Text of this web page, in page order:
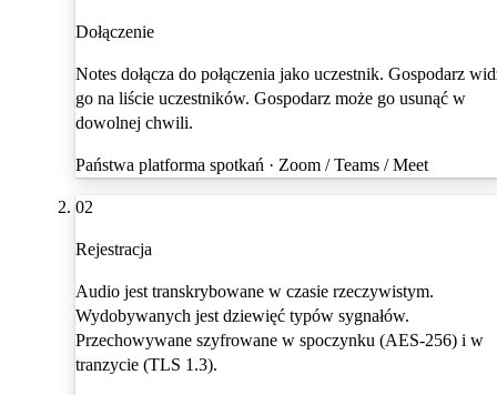
Dołączenie
Notes dołącza do połączenia jako uczestnik. Gospodarz
go na liście uczestników. Gospodarz może go usunąć w
dowolnej chwili.
Państwa platforma spotkań · Zoom / Teams / Meet
02
Rejestracja
Audio jest transkrybowane w czasie rzeczywistym.
Wydobywanych jest dziewięć typów sygnałów.
Przechowywane szyfrowane w spoczynku (AES-256) i w
tranzycie (TLS 1.3).